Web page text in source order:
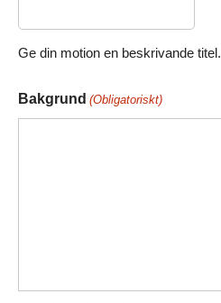
Ge din motion en beskrivande titel.
Bakgrund (Obligatoriskt)